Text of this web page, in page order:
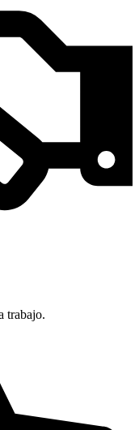
trabajo.